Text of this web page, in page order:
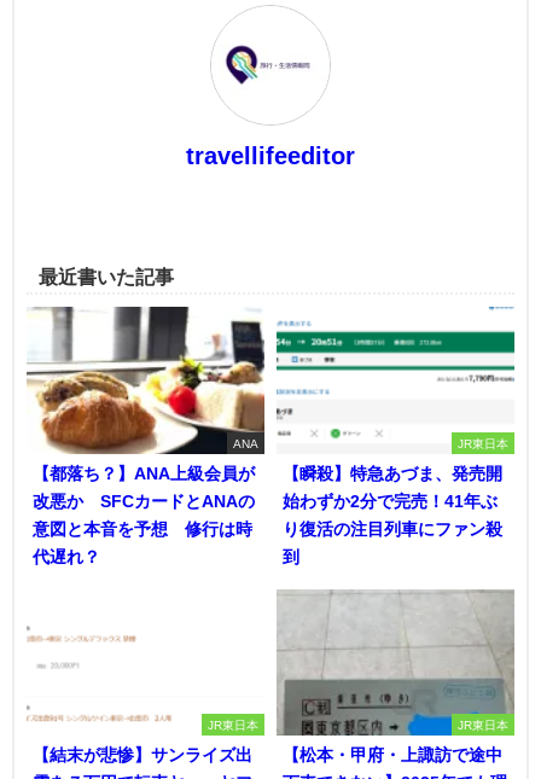
travellifeeditor
最近書いた記事
ANA
【都落ち？】ANA上級会員が
改悪か SFCカードとANAの
意図と本音を予想 修行は時
代遅れ？
JR東日本
【瞬殺】特急あづま、発売開
始わずか2分で完売！41年ぶ
り復活の注目列車にファン殺
到
JR東日本
【結末が悲惨】サンライズ出
JR東日本
【松本・甲府・上諏訪で途中